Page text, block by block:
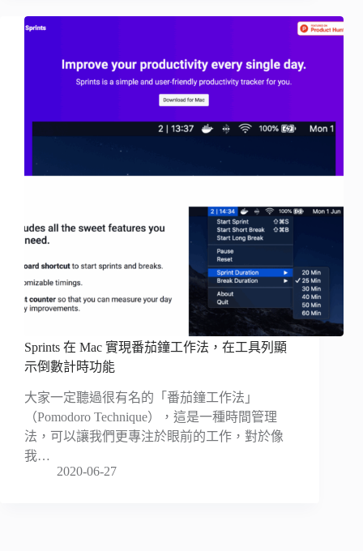
Sprints 在 Mac 實現番茄鐘工作法，在工具列顯
示倒數計時功能
大家一定聽過很有名的「番茄鐘工作法」
（Pomodoro Technique），這是一種時間管理
法，可以讓我們更專注於眼前的工作，對於像
我…
2020-06-27